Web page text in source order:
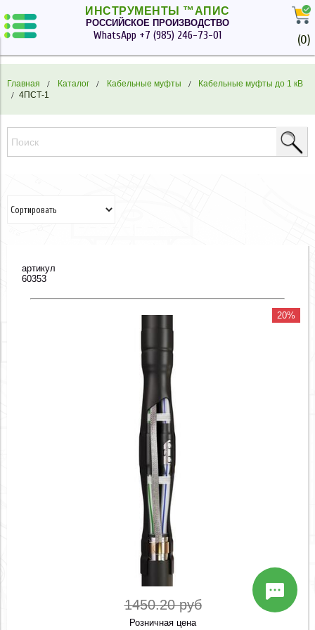
ИНСТРУМЕНТЫ ™АПИС
РОССИЙСКОЕ ПРОИЗВОДСТВО
WhatsApp +7 (985) 246-73-01 (0)
Главная Каталог Кабельные муфты
Кабельные муфты до 1 кВ
4ПСТ-1
артикул
60353
20%
1450.20 руб
Розничная цена